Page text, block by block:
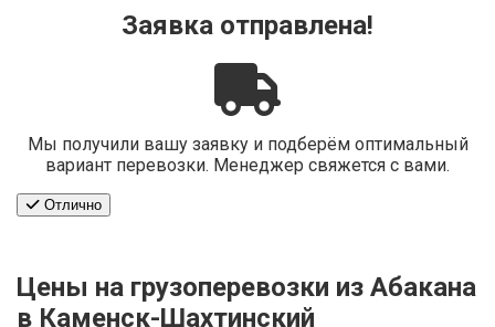
Заявка отправлена!
Мы получили вашу заявку и подберём оптимальный
вариант перевозки. Менеджер свяжется с вами.
Отлично
Цены на грузоперевозки из Абакана
в Каменск-Шахтинский